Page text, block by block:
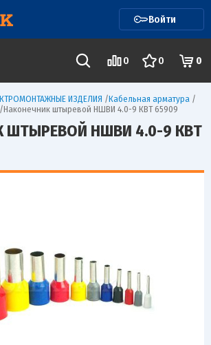
Войти
0 0 0
ИЗДЕЛИЯ /Кабельная арматура /
/Наконечник штыревой НШВИ 4.0-9 КВТ 65909
ШТЫРЕВОЙ НШВИ 4.0-9 КВТ